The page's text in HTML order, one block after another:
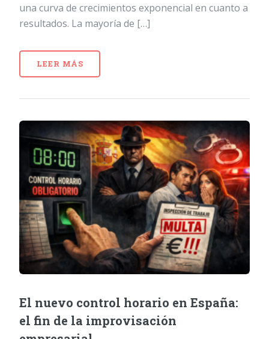
una curva de crecimientos exponencial en cuanto a
resultados. La mayoría de […]
LEER MÁS
El nuevo control horario en España:
el fin de la improvisación